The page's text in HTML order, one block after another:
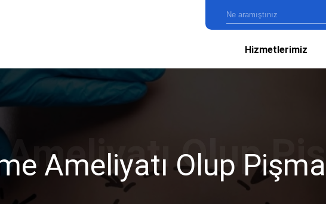
Hizmetlerimiz
Ameliyatı Olup